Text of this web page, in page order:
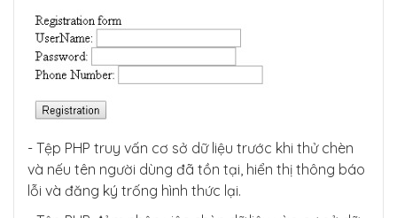
- Tệp PHP truy vấn cơ sở dữ liệu trước khi thử chèn
và nếu tên người dùng đã tồn tại, hiển thị thông báo
lỗi và đăng ký trống hình thức lại.